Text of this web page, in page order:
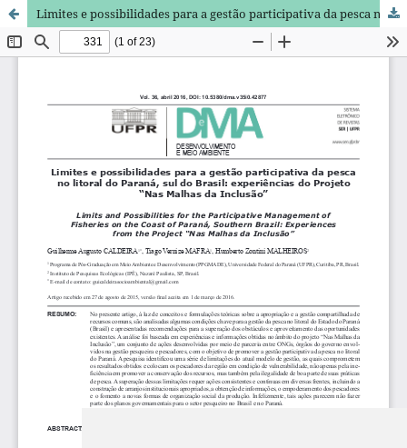
Limites e possibilidades para a gestão participativa da pesca no litoral do Paraná, sul do Brasil: experiências do Projeto “Nas Malhas da Inclusão”